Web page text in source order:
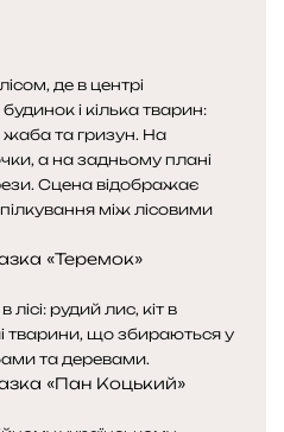
«Теремок»
«Пан Коцький»